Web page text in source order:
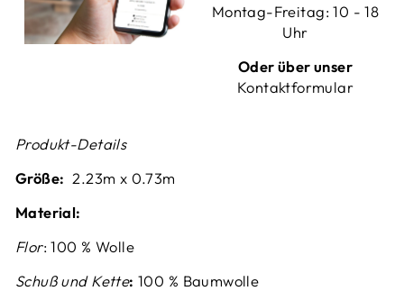
Montag-Freitag: 10 - 18
Uhr
Oder über unser
Kontaktformular
Produkt-Details
Größe: 2.23m x 0.73m
Material:
Flor: 100 % Wolle
Schuß und Kette: 100 % Baumwolle